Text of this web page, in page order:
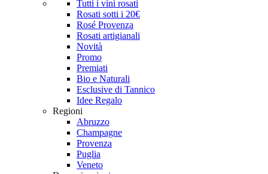
Tutti i vini rosati
Rosati sotti i 20€
Rosé Provenza
Rosati artigianali
Novità
Promo
Premiati
Bio e Naturali
Esclusive di Tannico
Idee Regalo
Regioni
Abruzzo
Champagne
Provenza
Puglia
Veneto